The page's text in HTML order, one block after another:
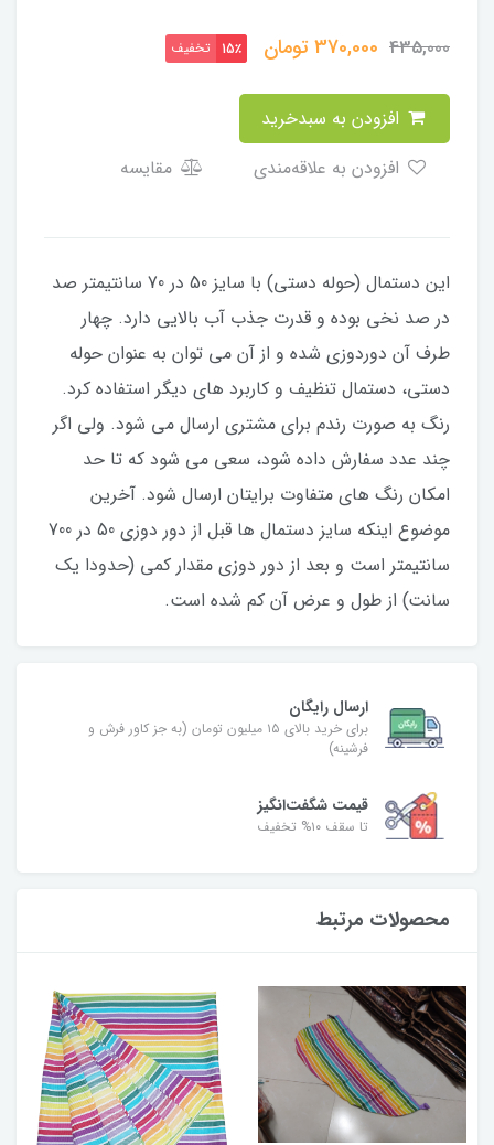
435,000
370,000تومان 15٪ تخفیف
مقایسه
این دستمال (حوله دستی) با سایز 50 در 70 سانتیمتر صد
در صد نخی بوده و قدرت جذب آب بالایی دارد. چهار
طرف آن دوردوزی شده و از آن می توان به عنوان حوله
دستی، دستمال تنظیف و کاربرد های دیگر استفاده کرد.
رنگ به صورت رندم برای مشتری ارسال می شود. ولی اگر
چند عدد سفارش داده شود، سعی می شود که تا حد
امکان رنگ های متفاوت برایتان ارسال شود. آخرین
موضوع اینکه سایز دستمال ها قبل از دور دوزی 50 در 700
سانتیمتر است و بعد از دور دوزی مقدار کمی (حدودا یک
سانت) از طول و عرض آن کم شده است.
ارسال رایگان
برای خرید بالای ۱۵ میلیون تومان (به جز کاور فرش و
فرشینه)
قیمت شگفت‌انگیز
تا سقف ۱۰% تخفیف
محصولات مرتبط